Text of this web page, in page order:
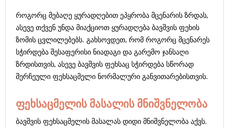
როგორც მებაღე ყურადღებით ეპყრობა მცენარის ზრდას,
ასევე თქვენ უნდა მიაქციოთ ყურადღება ბავშვის ფეხის
ზომის ცვლილებებს. გახსოვდეთ, რომ როგორც მცენარეს
სჭირდება შესაფერისი ნიადაგი და გარემო ჯანსაღი
ზრდისთვის, ასევე ბავშვის ფეხსაც სჭირდება სწორად
შერჩეული ფეხსაცმელი ნორმალური განვითარებისთვის.
ფეხსაცმელის მასალის მნიშვნელობა
ბავშვის ფეხსაცმელის მასალას დიდი მნიშვნელობა აქვს.